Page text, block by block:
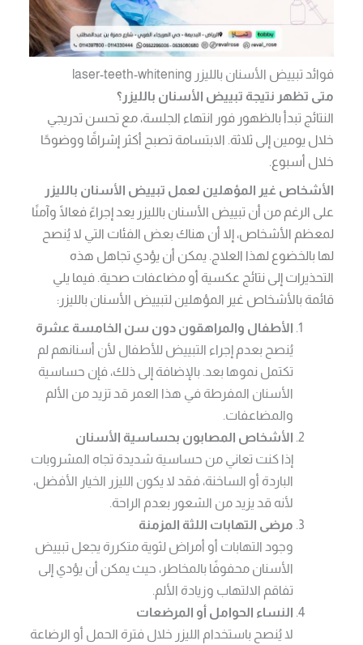
فوائد تبييض الأسنان بالليزر laser-teeth-whitening
متى تظهر نتيجة تبييض الأسنان بالليزر؟
النتائج تبدأ بالظهور فور انتهاء الجلسة، مع تحسن تدريجي
خلال يومين إلى ثلاثة. الابتسامة تصبح أكثر إشراقًا ووضوحًا
خلال أسبوع.
الأشخاص غير المؤهلين لعمل تبييض الأسنان بالليزر
على الرغم من أن تبييض الأسنان بالليزر يعد إجراءً فعالًا وآمنًا
لمعظم الأشخاص، إلا أن هناك بعض الفئات التي لا يُنصح
لها بالخضوع لهذا العلاج. يمكن أن يؤدي تجاهل هذه
التحذيرات إلى نتائج عكسية أو مضاعفات صحية. فيما يلي
قائمة بالأشخاص غير المؤهلين لتبييض الأسنان بالليزر:
الأطفال والمراهقون دون سن الخامسة عشرة
يُنصح بعدم إجراء التبييض للأطفال لأن أسنانهم لم
تكتمل نموها بعد. بالإضافة إلى ذلك، فإن حساسية
الأسنان المفرطة في هذا العمر قد تزيد من الألم
والمضاعفات.
الأشخاص المصابون بحساسية الأسنان
إذا كنت تعاني من حساسية شديدة تجاه المشروبات
الباردة أو الساخنة، فقد لا يكون الليزر الخيار الأفضل،
لأنه قد يزيد من الشعور بعدم الراحة.
مرضى التهابات اللثة المزمنة
وجود التهابات أو أمراض لثوية متكررة يجعل تبييض
الأسنان محفوفًا بالمخاطر، حيث يمكن أن يؤدي إلى
تفاقم الالتهاب وزيادة الألم.
النساء الحوامل أو المرضعات
لا يُنصح باستخدام الليزر خلال فترة الحمل أو الرضاعة